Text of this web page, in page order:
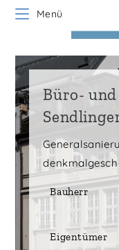
Zum
Menü
Büro- und
Bauherr
Eigentümer